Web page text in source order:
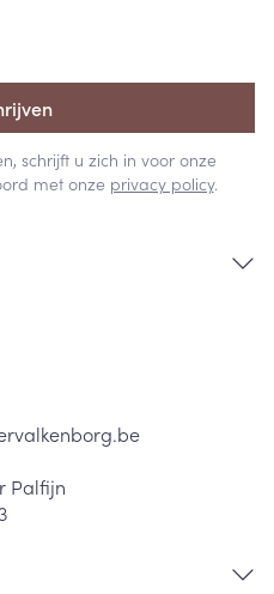
schrijft u zich in voor onze
met onze privacy policy.
Palfijn